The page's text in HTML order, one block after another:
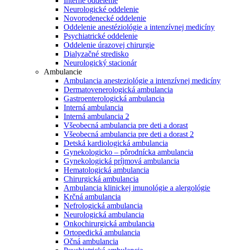
Neurologické oddelenie
Novorodenecké oddelenie
Oddelenie anestéziológie a intenzívnej medicíny
Psychiatrické oddelenie
Oddelenie úrazovej chirurgie
Dialyzačné stredisko
Neurologický stacionár
Ambulancie
Ambulancia anesteziológie a intenzívnej medicíny
Dermatovenerologická ambulancia
Gastroenterologická ambulancia
Interná ambulancia
Interná ambulancia 2
Všeobecná ambulancia pre deti a dorast
Všeobecná ambulancia pre deti a dorast 2
Detská kardiologická ambulancia
Gynekologicko – pôrodnícka ambulancia
Gynekologická príjmová ambulancia
Hematologická ambulancia
Chirurgická ambulancia
Ambulancia klinickej imunológie a alergológie
Krčná ambulancia
Nefrologická ambulancia
Neurologická ambulancia
Onkochirurgická ambulancia
Ortopedická ambulancia
Očná ambulancia